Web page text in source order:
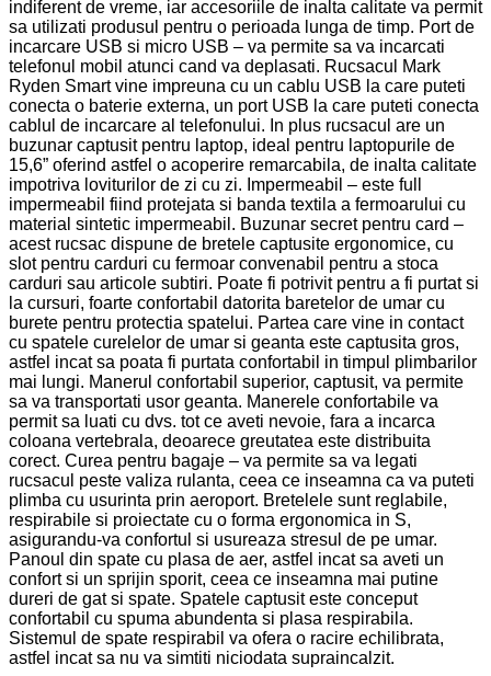
indiferent de vreme, iar accesoriile de inalta calitate va permit
sa utilizati produsul pentru o perioada lunga de timp. Port de
incarcare USB si micro USB – va permite sa va incarcati
telefonul mobil atunci cand va deplasati. Rucsacul Mark
Ryden Smart vine impreuna cu un cablu USB la care puteti
conecta o baterie externa, un port USB la care puteti conecta
cablul de incarcare al telefonului. In plus rucsacul are un
buzunar captusit pentru laptop, ideal pentru laptopurile de
15,6” oferind astfel o acoperire remarcabila, de inalta calitate
impotriva loviturilor de zi cu zi. Impermeabil – este full
impermeabil fiind protejata si banda textila a fermoarului cu
material sintetic impermeabil. Buzunar secret pentru card –
acest rucsac dispune de bretele captusite ergonomice, cu
slot pentru carduri cu fermoar convenabil pentru a stoca
carduri sau articole subtiri. Poate fi potrivit pentru a fi purtat si
la cursuri, foarte confortabil datorita baretelor de umar cu
burete pentru protectia spatelui. Partea care vine in contact
cu spatele curelelor de umar si geanta este captusita gros,
astfel incat sa poata fi purtata confortabil in timpul plimbarilor
mai lungi. Manerul confortabil superior, captusit, va permite
sa va transportati usor geanta. Manerele confortabile va
permit sa luati cu dvs. tot ce aveti nevoie, fara a incarca
coloana vertebrala, deoarece greutatea este distribuita
corect. Curea pentru bagaje – va permite sa va legati
rucsacul peste valiza rulanta, ceea ce inseamna ca va puteti
plimba cu usurinta prin aeroport. Bretelele sunt reglabile,
respirabile si proiectate cu o forma ergonomica in S,
asigurandu-va confortul si usureaza stresul de pe umar.
Panoul din spate cu plasa de aer, astfel incat sa aveti un
confort si un sprijin sporit, ceea ce inseamna mai putine
dureri de gat si spate. Spatele captusit este conceput
confortabil cu spuma abundenta si plasa respirabila.
Sistemul de spate respirabil va ofera o racire echilibrata,
astfel incat sa nu va simtiti niciodata supraincalzit.